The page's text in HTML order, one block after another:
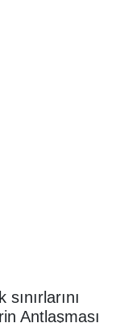
Antlaşması